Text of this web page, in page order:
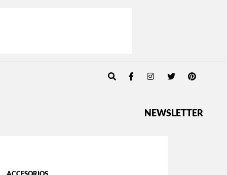
NEWSLETTER
ACCESORIOS